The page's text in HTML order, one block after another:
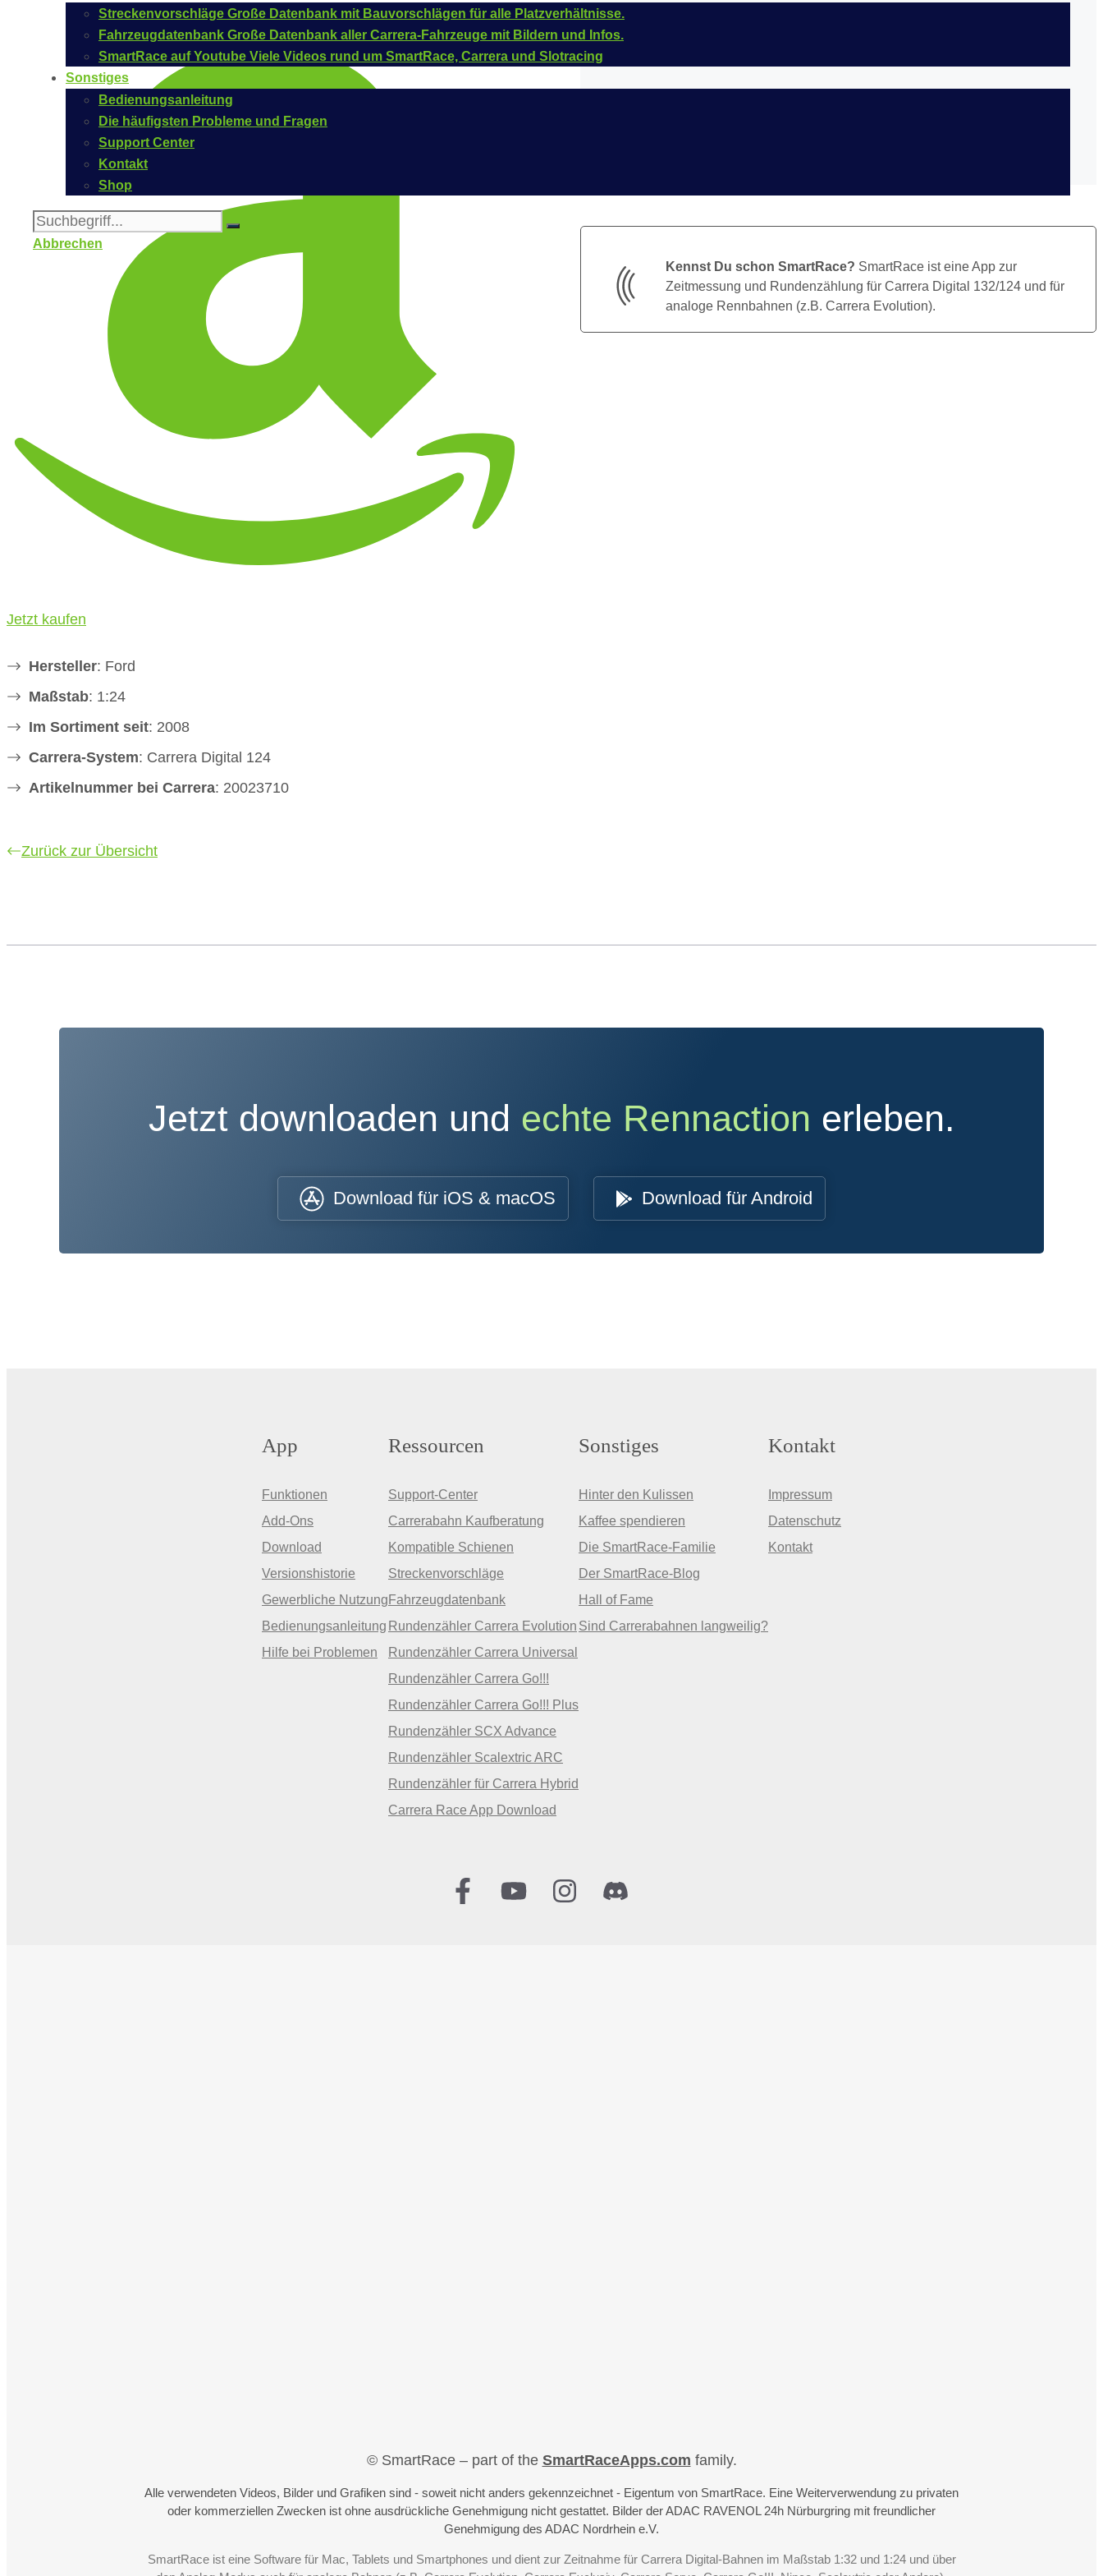
Streckenvorschläge Große Datenbank mit Bauvorschlägen für alle Platzverhältnisse.
Fahrzeugdatenbank Große Datenbank aller Carrera-Fahrzeuge mit Bildern und Infos.
SmartRace auf Youtube Viele Videos rund um SmartRace, Carrera und Slotracing
Sonstiges
Bedienungsanleitung
Die häufigsten Probleme und Fragen
Support Center
Kontakt
Shop
Abbrechen
Jetzt kaufen
Hersteller: Ford
Maßstab: 1:24
Im Sortiment seit: 2008
Carrera-System: Carrera Digital 124
Artikelnummer bei Carrera: 20023710
Zurück zur Übersicht
Kennst Du schon SmartRace? SmartRace ist eine App zur
Zeitmessung und Rundenzählung für Carrera Digital 132/124 und für
analoge Rennbahnen (z.B. Carrera Evolution).
Jetzt downloaden und echte Rennaction erleben.
Download für iOS & macOS Download für Android
App
Funktionen
Add-Ons
Download
Versionshistorie
Gewerbliche Nutzung
Bedienungsanleitung
Hilfe bei Problemen
Ressourcen
Support-Center
Carrerabahn Kaufberatung
Kompatible Schienen
Streckenvorschläge
Fahrzeugdatenbank
Rundenzähler Carrera Evolution
Rundenzähler Carrera Universal
Rundenzähler Carrera Go!!!
Rundenzähler Carrera Go!!! Plus
Rundenzähler SCX Advance
Rundenzähler Scalextric ARC
Rundenzähler für Carrera Hybrid
Carrera Race App Download
Sonstiges
Hinter den Kulissen
Kaffee spendieren
Die SmartRace-Familie
Der SmartRace-Blog
Hall of Fame
Sind Carrerabahnen langweilig?
Kontakt
Impressum
Datenschutz
Kontakt
© SmartRace – part of the SmartRaceApps.com family.
Alle verwendeten Videos, Bilder und Grafiken sind - soweit nicht anders gekennzeichnet - Eigentum von SmartRace. Eine Weiterverwendung zu privaten
oder kommerziellen Zwecken ist ohne ausdrückliche Genehmigung nicht gestattet. Bilder der ADAC RAVENOL 24h Nürburgring mit freundlicher
Genehmigung des ADAC Nordrhein e.V.
SmartRace ist eine Software für Mac, Tablets und Smartphones und dient zur Zeitnahme für Carrera Digital-Bahnen im Maßstab 1:32 und 1:24 und über